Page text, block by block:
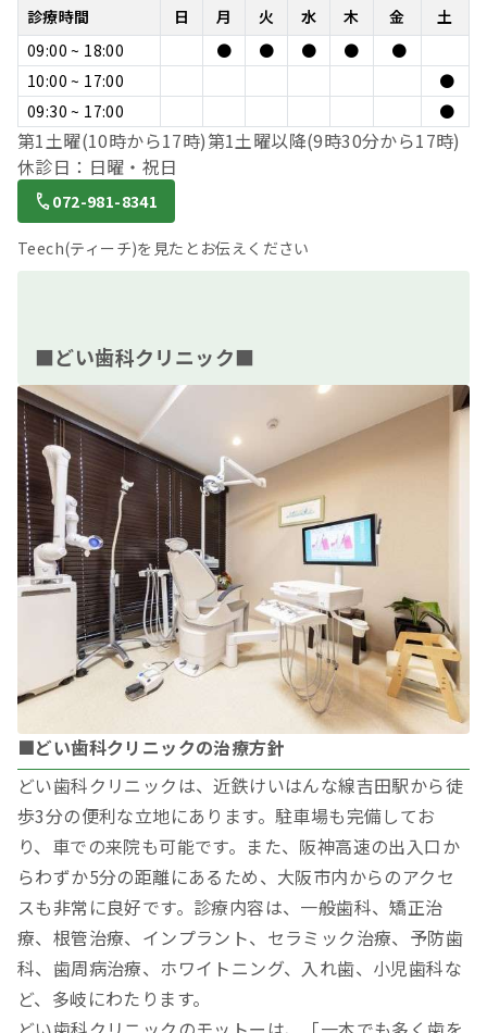
診療時間 日 月 火 水 木 金
土
09:00 ~ 18:00
● ● ● ●
●
10:00 ~ 17:00
●
09:30 ~ 17:00
●
第1土曜(10時から17時)第1土曜以降(9時30分から17時)
休診日：日曜・祝日
072-981-8341
Teech(ティーチ)を見たとお伝えください
■どい歯科クリニック■
■どい歯科クリニックの治療方針
どい歯科クリニックは、近鉄けいはんな線吉田駅から徒
歩3分の便利な立地にあります。駐車場も完備してお
り、車での来院も可能です。また、阪神高速の出入口か
らわずか5分の距離にあるため、大阪市内からのアクセ
スも非常に良好です。診療内容は、一般歯科、矯正治
療、根管治療、インプラント、セラミック治療、予防歯
科、歯周病治療、ホワイトニング、入れ歯、小児歯科な
ど、多岐にわたります。